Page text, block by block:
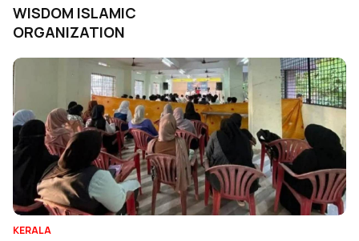
WISDOM ISLAMIC
ORGANIZATION
KERALA